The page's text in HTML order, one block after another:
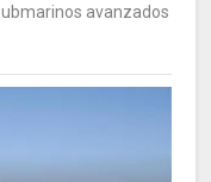
avanzados